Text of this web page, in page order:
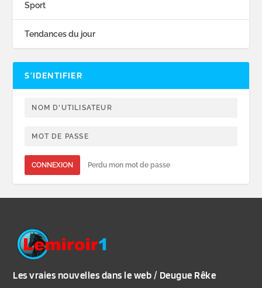
Sport
Tendances du jour
S’IDENTIFIER
CONNEXION Perdu mon mot de passe
Les vraies nouvelles dans le web / Deugue Rêke